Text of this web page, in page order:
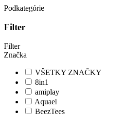
Podkategórie
Filter
Filter
Značka
VŠETKY ZNAČKY
8in1
amiplay
Aquael
BeezTees